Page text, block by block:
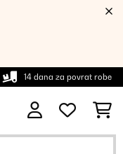
14 dana za povrat robe